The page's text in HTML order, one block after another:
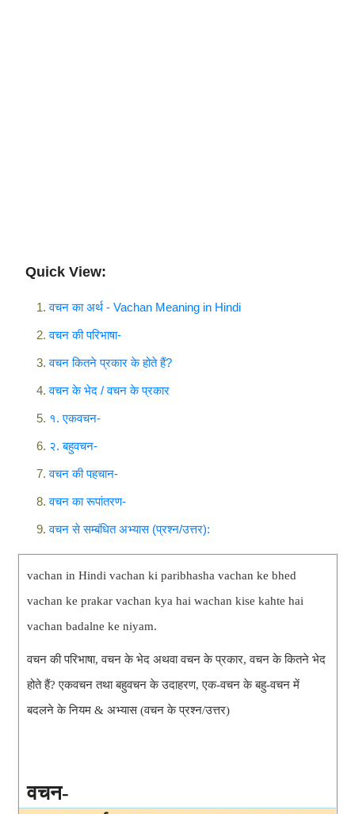
Quick View:
वचन का अर्थ - Vachan Meaning in Hindi
वचन की परिभाषा-
वचन कितने प्रकार के होते हैं?
वचन के भेद / वचन के प्रकार
१. एकवचन-
२. बहुवचन-
वचन की पहचान-
वचन का रूपांतरण-
वचन से सम्बंधित अभ्यास (प्रश्न/उत्तर):
vachan in Hindi vachan ki paribhasha vachan ke bhed
vachan ke prakar vachan kya hai wachan kise kahte hai
vachan badalne ke niyam.
वचन की परिभाषा, वचन के भेद अथवा वचन के प्रकार, वचन के कितने भेद
होते हैं? एकवचन तथा बहुवचन के उदाहरण, एक-वचन के बहु-वचन में
बदलने के नियम & अभ्यास (वचन के प्रश्न/उत्तर)
वचन-